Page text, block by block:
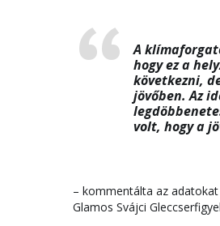
A
hogy ez a
következni,
jövőben. Az
volt, hogy a
– kommentálta az
Glamos Svájci